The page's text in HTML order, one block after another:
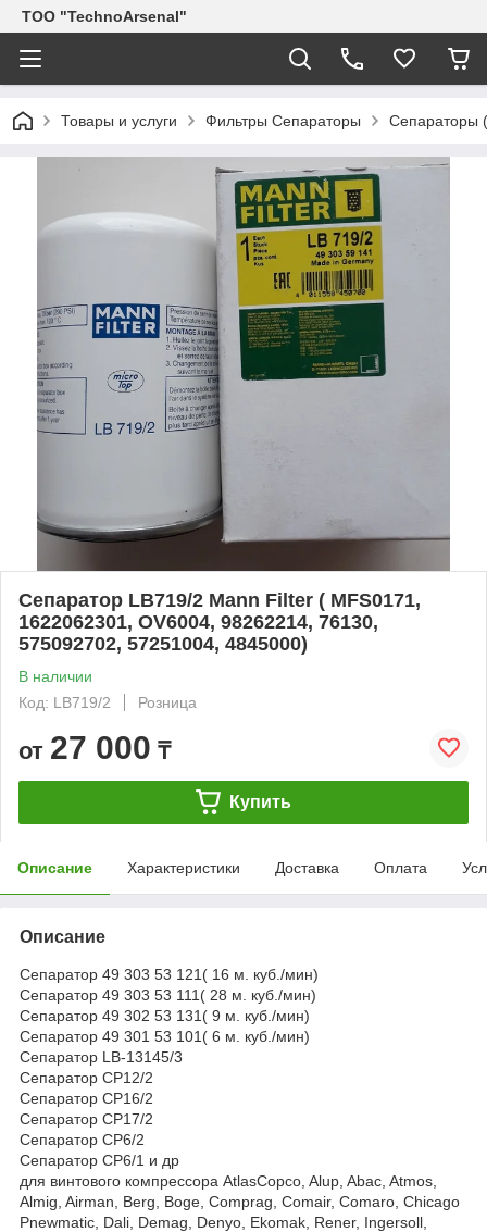
ТОО "TechnoArsenal"
Товары и услуги Фильтры Сепараторы Сепараторы
Сепаратор LB719/2 Mann Filter ( MFS0171,
1622062301, OV6004, 98262214, 76130,
575092702, 57251004, 4845000)
В наличии
Код: LB719/2
Розница
от 27 000 ₸
Купить
Описание Характеристики Доставка Оплата
Описание
Сепаратор 49 303 53 121( 16 м. куб./мин)
Сепаратор 49 303 53 111( 28 м. куб./мин)
Сепаратор 49 302 53 131( 9 м. куб./мин)
Сепаратор 49 301 53 101( 6 м. куб./мин)
Сепаратор LB-13145/3
Сепаратор СР12/2
Сепаратор СР16/2
Сепаратор СР17/2
Сепаратор СР6/2
Сепаратор СР6/1 и др
для винтового компрессора AtlasCopco, Alup, Abac, Atmos,
Almig, Airman, Berg, Boge, Comprag, Comair, Comaro, Chicago
Pnewmatic, Dali, Demag, Denyo, Ekomak, Rener, Ingersoll,